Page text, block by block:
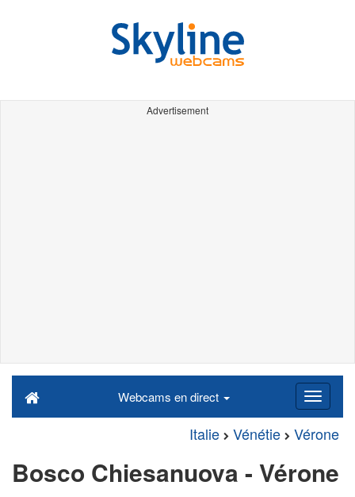
Advertisement
Webcams en direct
Italie Vénétie Vérone
Bosco Chiesanuova - Vérone